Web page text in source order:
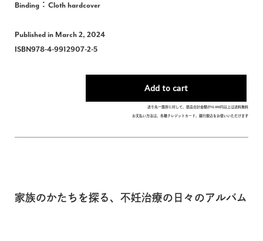
Binding：Cloth hardcover
Published in March 2, 2024
ISBN978-4-9912907-2-5
送り先一箇所に対して、商品合計金額が10,000円以上は送料無料
お支払い方法は、各種クレジットカード、銀行振込をお使いいただけます
家族のかたちを探る、不妊治療の日々のアルバム